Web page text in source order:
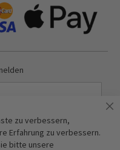
zu verbessern,
Erfahrung zu verbessern.
bitte unsere